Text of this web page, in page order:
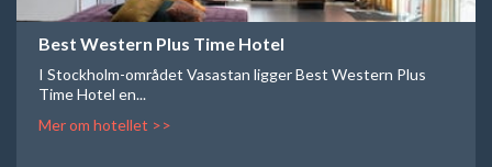
Best Western Plus Time Hotel
I Stockholm-området Vasastan ligger Best Western Plus
Time Hotel en...
Mer om hotellet >>